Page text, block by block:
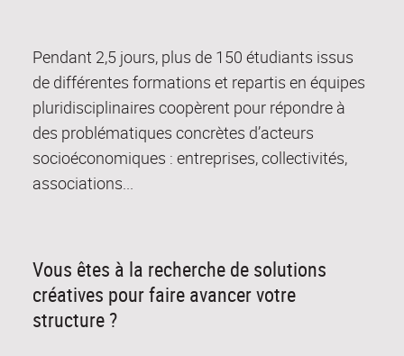
Pendant 2,5 jours, plus de 150 étudiants issus
de différentes formations et repartis en équipes
pluridisciplinaires coopèrent pour répondre à
des problématiques concrètes d’acteurs
socioéconomiques : entreprises, collectivités,
associations...
Vous êtes à la recherche de solutions
créatives pour faire avancer votre
structure ?